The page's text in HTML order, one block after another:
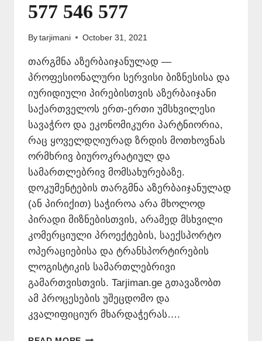
577 546 577
By tarjimani October 31, 2021
თარგმნა აზერბაიჯანულად —
პროფესიონალური სერვისი ბიზნესისა და
იურიდიული პირებისთვის აზერბაიჯანი
საქართველოს ერთ-ერთი უმსხვილესი
სავაჭრო და ეკონომიკური პარტნიორია,
რაც ყოველდღიურად ზრდის მოთხოვნას
ორმხრივ ბიუროკრატიულ და
სამართლებრივ მომსახურებაზე.
დოკუმენტების თარგმნა აზერბაიჯანულად
(ან პირიქით) საჭიროა არა მხოლოდ
პირადი მიზნებისთვის, არამედ მსხვილი
კომერციული პროექტების, საექსპორტო
ოპერაციებისა და ტრანსპორტირების
ლოგისტიკის სამართლებრივი
გამართვისთვის. Tarjiman.ge გთავაზობთ
ამ პროცესების უშეცდომო და
კვალიფიციურ მხარდაჭერას….
ᲗᲐᲠᲒᲛᲜᲐ